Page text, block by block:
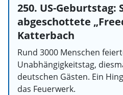
250. US-Geburtstag:
abgeschottete
Katterbach
Rund 3000 Menschen
Unabhängigkeitstag,
deutschen Gästen. Ein
das Feuerwerk.